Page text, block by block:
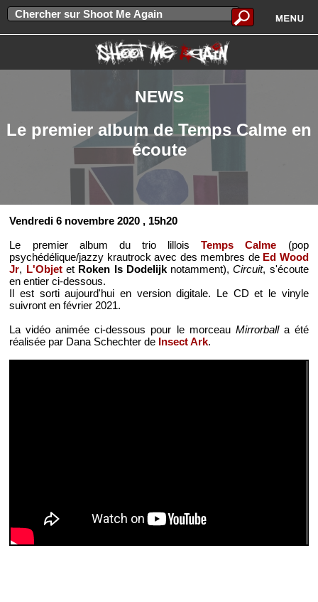
NEWS
Le premier album de Temps Calme en
écoute
Vendredi 6 novembre 2020 , 15h20
Le premier album du trio lilloisTemps Calme (pop
psychédélique/jazzy krautrock avec des membres de Ed Wood
Jr, L'Objetet Roken Is Dodelijknotamment),Circuit, s'écoute
en entier ci-dessous.
Il est sorti aujourd'hui en version digitale. Le CD et le vinyle
suivront en février 2021.
La vidéo animée ci-dessous pour le morceau Mirrorballa été
réalisée par Dana Schechter de Insect Ark.